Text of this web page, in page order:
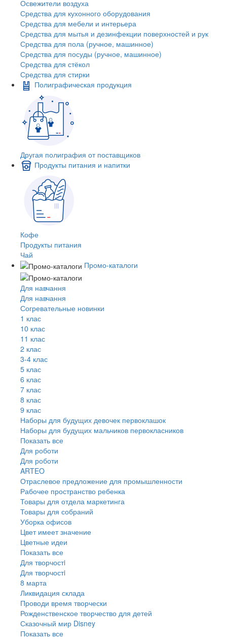
Освежители воздуха
Средства для кухонного оборудования
Средства для мебели и интерьера
Средства для мытья и дезинфекции поверхностей и рук
Средства для пола (ручное, машинное)
Средства для посуды (ручное, машинное)
Средства для стёкол
Средства для стирки
Полиграфическая продукция
Другая полиграфия от поставщиков
Продукты питания и напитки
Кофе
Продукты питания
Чай
Промо-каталоги
Для навчання
Для навчання
Согревательные новинки
1 клас
10 клас
11 клас
2 клас
3-4 клас
5 клас
6 клас
7 клас
8 клас
9 клас
Наборы для будущих девочек первоклашок
Наборы для будущих мальчиков первокласников
Показать все
Для роботи
Для роботи
ARTEO
Отраслевое предложение для промышленности
Рабочее пространство ребенка
Товары для отдела маркетинга
Товары для собраний
Уборка офисов
Цвет имеет значение
Цветные идеи
Показать все
Для творчостi
Для творчостi
8 марта
Ликвидация склада
Проводи время творчески
Рожденственское творчество для детей
Сказочный мир Disney
Показать все